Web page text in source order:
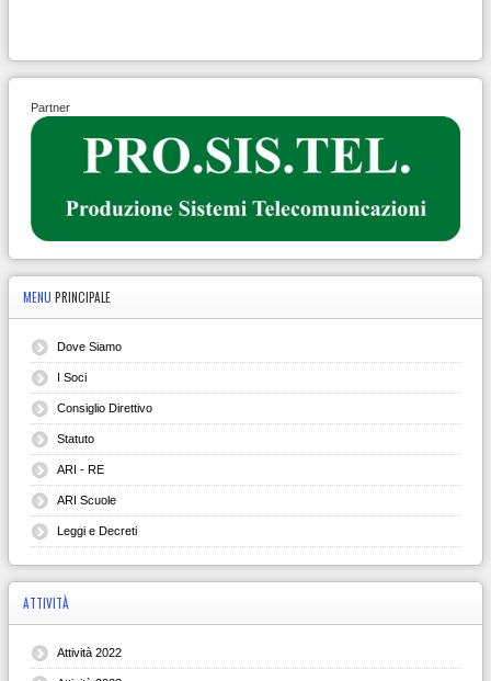
Partner
MENU PRINCIPALE
Dove Siamo
I Soci
Consiglio Direttivo
Statuto
ARI - RE
ARI Scuole
Leggi e Decreti
ATTIVITÀ
Attività 2022